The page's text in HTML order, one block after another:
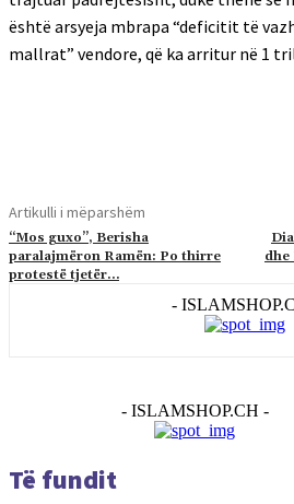
është arsyeja mbrapa “deficitit të
mallrat” vendore, që ka arritur në 1
Artikulli i mëparshëm
“Mos guxo”, Berisha
paralajmëron Ramën: Po thirre
protestë tjetër…
-
- ISLAMSHOP.CH -
Të fundit